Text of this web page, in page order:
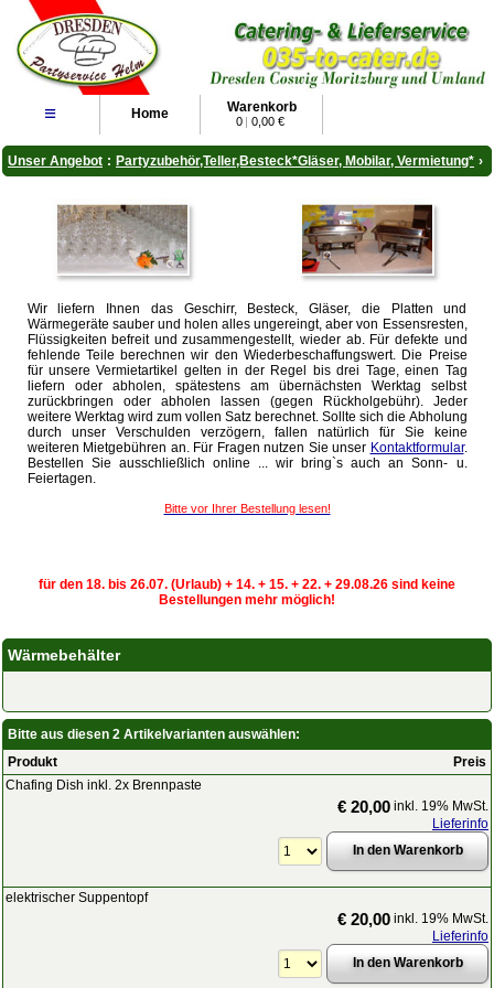
≡ Home Warenkorb
0 | 0,00 €
Unser Angebot : Partyzubehör,Teller,Besteck*Gläser, Mobilar, Vermietung* ›
Wir liefern Ihnen das Geschirr, Besteck, Gläser, die Platten und
Wärmegeräte sauber und holen alles ungereingt, aber von Essensresten,
Flüssigkeiten befreit und zusammengestellt, wieder ab. Für defekte und
fehlende Teile berechnen wir den Wiederbeschaffungswert. Die Preise
für unsere Vermietartikel gelten in der Regel bis drei Tage, einen Tag
liefern oder abholen, spätestens am übernächsten Werktag selbst
zurückbringen oder abholen lassen (gegen Rückholgebühr). Jeder
weitere Werktag wird zum vollen Satz berechnet. Sollte sich die Abholung
durch unser Verschulden verzögern, fallen natürlich für Sie keine
weiteren Mietgebühren an. Für Fragen nutzen Sie unser Kontaktformular.
Bestellen Sie ausschließlich online ... wir bring`s auch an Sonn- u.
Feiertagen.
Bitte vor Ihrer Bestellung lesen!
für den 18. bis 26.07. (Urlaub) + 14. + 15. + 22. + 29.08.26 sind keine
Bestellungen mehr möglich!
Wärmebehälter
Bitte aus diesen 2 Artikelvarianten auswählen:
Produkt
Preis
Chafing Dish inkl. 2x Brennpaste
€ 20,00 inkl. 19% MwSt.
Lieferinfo
elektrischer Suppentopf
€ 20,00 inkl. 19% MwSt.
Lieferinfo